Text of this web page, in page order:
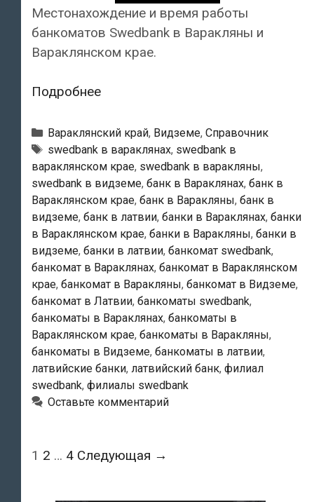
Местонахождение и время работы
банкоматов Swedbank в Варакляны и
Вараклянском крае.
ПодробнееSwedbank
Банкоматы
в
Варакляны
Рубрики
Вараклянский край, Видземе, Справочник
Тэги
swedbank в вараклянах, swedbank в
вараклянском крае, swedbank в варакляны,
swedbank в видземе, банк в Вараклянах, банк в
Вараклянском крае, банк в Варакляны, банк в
видземе, банк в латвии, банки в Вараклянах, банки
в Вараклянском крае, банки в Варакляны, банки в
видземе, банки в латвии, банкомат swedbank,
банкомат в Вараклянах, банкомат в Вараклянском
крае, банкомат в Варакляны, банкомат в Видземе,
банкомат в Латвии, банкоматы swedbank,
банкоматы в Вараклянах, банкоматы в
Вараклянском крае, банкоматы в Варакляны,
банкоматы в Видземе, банкоматы в латвии,
латвийские банки, латвийский банк, филиал
swedbank, филиалы swedbank
Оставьте комментарий
Навигация
1 2 … 4 Следующая →